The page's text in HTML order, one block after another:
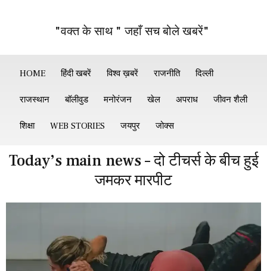
"वक्त के साथ " जहाँ सच बोले खबरें"
HOME हिंदी खबरें विश्व ख़बरें राजनीति दिल्ली
राजस्थान बॉलीवुड मनोरंजन खेल अपराध जीवन शैली
शिक्षा WEB STORIES जयपुर जोक्स
Today’s main news – दो टीचर्स के बीच हुई
जमकर मारपीट